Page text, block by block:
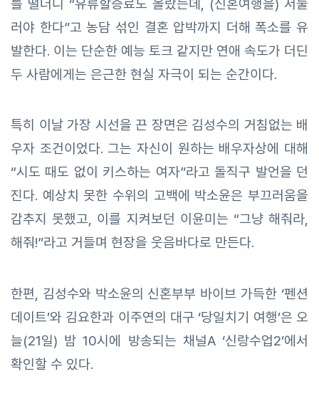
를 떨더니 “유류할증료도 올랐는데, (신혼여행을) 서둘
러야 한다”고 농담 섞인 결혼 압박까지 더해 폭소를 유
발한다. 이는 단순한 예능 토크 같지만 연애 속도가 더딘
두 사람에게는 은근한 현실 자극이 되는 순간이다.
특히 이날 가장 시선을 끈 장면은 김성수의 거침없는 배
우자 조건이었다. 그는 자신이 원하는 배우자상에 대해
“시도 때도 없이 키스하는 여자”라고 돌직구 발언을 던
진다. 예상치 못한 수위의 고백에 박소윤은 부끄러움을
감추지 못했고, 이를 지켜보던 이윤미는 “그냥 해줘라,
해줘!”라고 거들며 현장을 웃음바다로 만든다.
한편, 김성수와 박소윤의 신혼부부 바이브 가득한 ‘펜션
데이트’와 김요한과 이주연의 대구 ‘당일치기 여행’은 오
늘(21일) 밤 10시에 방송되는 채널A ‘신랑수업2’에서
확인할 수 있다.